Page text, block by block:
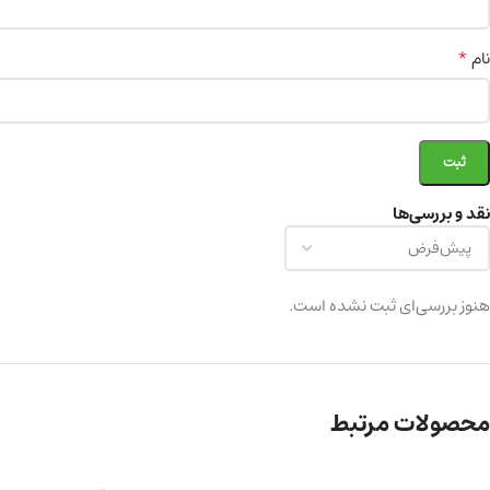
نقد و بررسی‌ها
هنوز بررسی‌ای ثبت نشده است.
نام*
محصولات مرتبط